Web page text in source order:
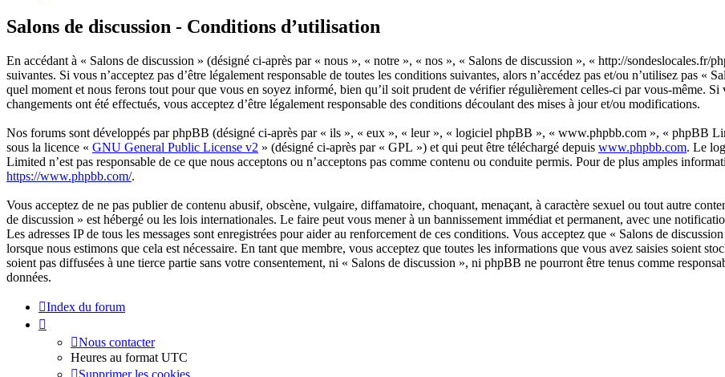
Salons de discussion - Conditions d’utilisation
En accédant à « Salons de discussion » (désigné ci-après par « nous », « notre », « nos », « Salons de discussion », « http://sondeslocales.fr/
suivantes. Si vous n’acceptez pas d’être légalement responsable de toutes les conditions suivantes, alors n’accédez pas et/ou n’utilisez pas
quel moment et nous ferons tout pour que vous en soyez informé, bien qu’il soit prudent de vérifier régulièrement celles-ci par vous-même.
changements ont été effectués, vous acceptez d’être légalement responsable des conditions découlant des mises à jour et/ou modifications.
Nos forums sont développés par phpBB (désigné ci-après par « ils », « eux », « leur », « logiciel phpBB », « www.phpbb.com », « phpBB
sous la licence « GNU General Public License v2 » (désigné ci-après par « GPL ») et qui peut être téléchargé depuis www.phpbb.com. Le
Limited n’est pas responsable de ce que nous acceptons ou n’acceptons pas comme contenu ou conduite permis. Pour de plus amples
https://www.phpbb.com/.
Vous acceptez de ne pas publier de contenu abusif, obscène, vulgaire, diffamatoire, choquant, menaçant, à caractère sexuel ou tout autre
de discussion » est hébergé ou les lois internationales. Le faire peut vous mener à un bannissement immédiat et permanent, avec une
Les adresses IP de tous les messages sont enregistrées pour aider au renforcement de ces conditions. Vous acceptez que « Salons de
lorsque nous estimons que cela est nécessaire. En tant que membre, vous acceptez que toutes les informations que vous avez saisies soient
soient pas diffusées à une tierce partie sans votre consentement, ni « Salons de discussion », ni phpBB ne pourront être tenus comme
données.
Index du forum
Nous contacter
Heures au format UTC